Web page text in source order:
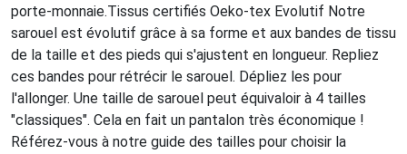
porte-monnaie.Tissus certifiés Oeko-tex Evolutif Notre
sarouel est évolutif grâce à sa forme et aux bandes de tissu
de la taille et des pieds qui s'ajustent en longueur. Repliez
ces bandes pour rétrécir le sarouel. Dépliez les pour
l'allonger. Une taille de sarouel peut équivaloir à 4 tailles
"classiques". Cela en fait un pantalon très économique !
Référez-vous à notre guide des tailles pour choisir la